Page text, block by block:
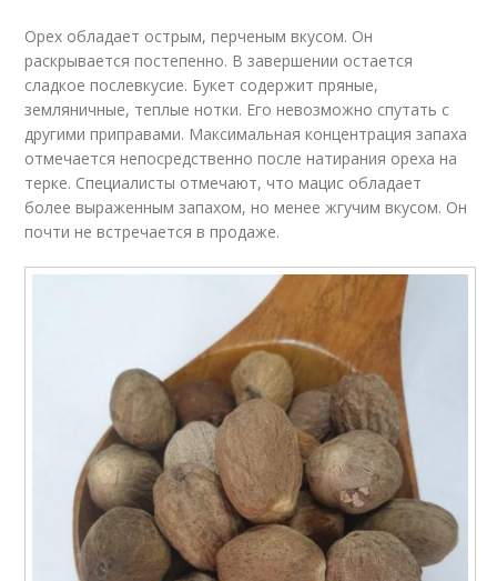
Орех обладает острым, перченым вкусом. Он
раскрывается постепенно. В завершении остается
сладкое послевкусие. Букет содержит пряные,
земляничные, теплые нотки. Его невозможно спутать с
другими приправами. Максимальная концентрация запаха
отмечается непосредственно после натирания ореха на
терке. Специалисты отмечают, что мацис обладает
более выраженным запахом, но менее жгучим вкусом. Он
почти не встречается в продаже.